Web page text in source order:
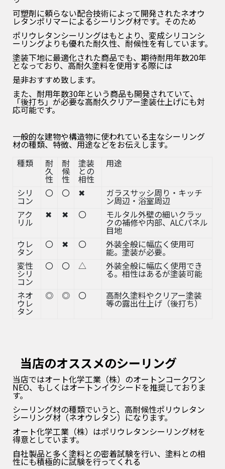
可塑剤に頼らない配合技術によって開発されたネオウ
レタンポリマーによるシーリング材です。そのため
ポリウレタンシーリングはもとより、変成シリコンシ
ーリングよりも優れた耐久性、耐候性を有しています。
塗装下地に最適化された商品でも、期待耐用年数20年
となっており、高耐久塗料を使用する際には
是非おすすめ致します。
また、耐用年数30年という商品も開発されていて、
「後打ち」が必要な高耐久クリアー塗装仕上げにも対
応可能です。
一般的な建物や構造物に使われている主なシーリング
材の種類、特徴、用途などをお伝えします。
種類
耐
久
性
耐
候
性
塗装
との
相性
用途
シリ
コン
〇 〇 ✖ ガラスサッシ周り・キッチ
ン周辺・浴室周辺
アク
リル
✖ ✖ 〇 モルタル外壁の細いクラッ
クの補修や内部、ALCパネル
目地
ウレ
タン
〇 ✖ 〇 外装全般に幅広く使用可
能。塗装が必要。
変性
シリ
コン
〇 〇 △ 外装全般に幅広く使用でき
る。相性はあるが塗装可能
ネオ
ウレ
タン
◎ ◎ 〇 高耐久塗料やクリアー塗装
等の露出仕上げ（後打ち）
当店のオススメのシーリング
当店ではオート化学工業（株）のオートンコークワン
NEO、もしくはオートンイクシードを推奨しておりま
す。
シーリング材の種類でいうと、高耐候性ポリウレタン
シーリング材（ネオウレタン）になります。
オート化学工業（株）はポリウレタンシーリング材を
得意としています。
自社製品と多く塗料との密着試験を行い、塗料との相
性にも積極的に試験を行ってくれる